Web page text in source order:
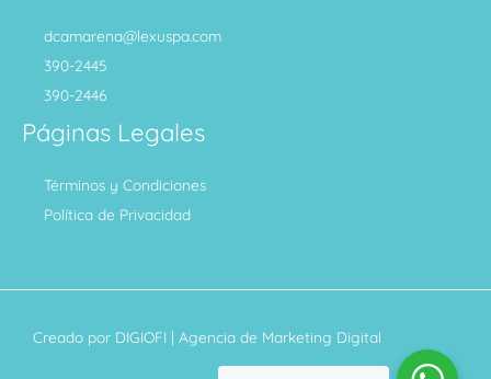
dcamarena@lexuspa.com
390-2445
390-2446
Páginas Legales
Términos y Condiciones
Política de Privacidad
Creado por DIGIOFI | Agencia de Marketing Digital